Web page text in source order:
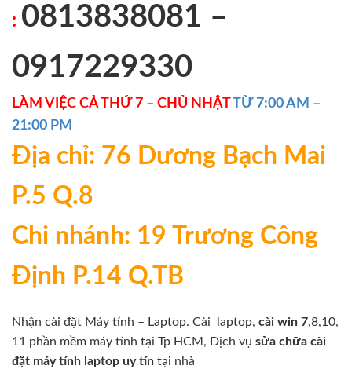
: 0813838081 –
0917229330
LÀM VIỆC CẢ THỨ 7 – CHỦ NHẬTTỪ 7:00 AM –
21:00 PM
Địa chỉ: 76 Dương Bạch Mai
P.5 Q.8
Chi nhánh: 19 Trương Công
Định P.14 Q.TB
Nhận cài đặt Máy tính – Laptop. Cài laptop, cài win 7,8,10,
11 phần mềm máy tính tại Tp HCM, Dịch vụ sửa chữa cài
đặt máy tính laptop uy tín tại nhà